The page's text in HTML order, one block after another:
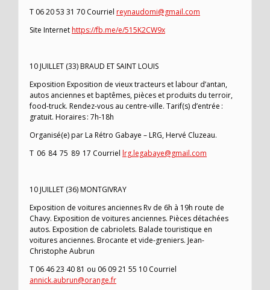
T 06 20 53 31 70 Courriel reynaudomi@gmail.com
Site Internethttps://fb.me/e/515K2CW9x
10 JUILLET (33) BRAUD ET SAINT LOUIS
Exposition Exposition de vieux tracteurs et labour d’antan,
autos anciennes et baptêmes, pièces et produits du terroir,
food-truck. Rendez-vous au centre-ville. Tarif(s) d’entrée :
gratuit. Horaires : 7h-18h
Organisé(e) par La Rétro Gabaye – LRG, Hervé Cluzeau.
T 06 84 75 89 17 Courriel lrg.legabaye@gmail.com
10 JUILLET (36) MONTGIVRAY
Exposition de voitures anciennes Rv de 6h à 19h route de
Chavy. Exposition de voitures anciennes. Pièces détachées
autos. Exposition de cabriolets. Balade touristique en
voitures anciennes. Brocante et vide-greniers. Jean-
Christophe Aubrun
T 06 46 23 40 81 ou 06 09 21 55 10 Courriel
annick.aubrun@orange.fr